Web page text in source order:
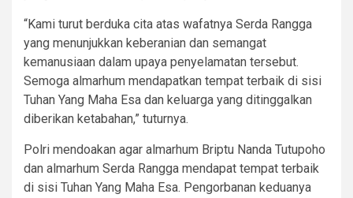
“Kami turut berduka cita atas wafatnya Serda Rangga
yang menunjukkan keberanian dan semangat
kemanusiaan dalam upaya penyelamatan tersebut.
Semoga almarhum mendapatkan tempat terbaik di sisi
Tuhan Yang Maha Esa dan keluarga yang ditinggalkan
diberikan ketabahan,” tuturnya.
Polri mendoakan agar almarhum Briptu Nanda Tutupoho
dan almarhum Serda Rangga mendapat tempat terbaik
di sisi Tuhan Yang Maha Esa. Pengorbanan keduanya